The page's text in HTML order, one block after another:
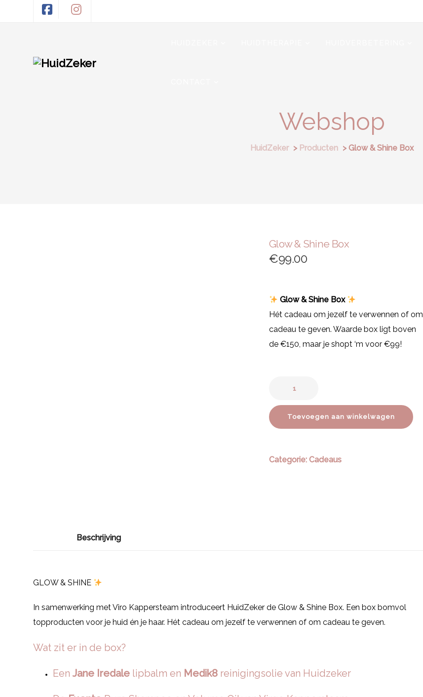
Webshop
HuidZeker > Producten > Glow & Shine Box
Glow & Shine Box
€99.00
Glow & Shine Box
Hét cadeau om jezelf te verwennen of om
cadeau te geven. Waarde box ligt boven
de €150, maar je shopt ‘m voor €99!
Toevoegen aan winkelwagen
Categorie: Cadeaus
Beschrijving
GLOW & SHINE
In samenwerking met Viro Kappersteam introduceert HuidZeker de Glow & Shine Box. Een box bomvol
topproducten voor je huid én je haar. Hét cadeau om jezelf te verwennen of om cadeau te geven.
Wat zit er in de box?
Een Jane Iredale lipbalm en Medik8 reinigingsolie van Huidzeker